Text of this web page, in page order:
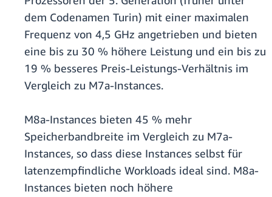
dem Codenamen Turin) mit einer maximalen
Frequenz von 4,5 GHz angetrieben und bieten
eine bis zu 30 % höhere Leistung und ein bis zu
19 % besseres Preis-Leistungs-Verhältnis im
Vergleich zu M7a-Instances.
M8a-Instances bieten 45 % mehr
Speicherbandbreite im Vergleich zu M7a-
Instances, so dass diese Instances selbst für
latenzempfindliche Workloads ideal sind. M8a-
Instances bieten noch höhere